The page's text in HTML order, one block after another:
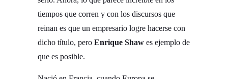
tiempos que corren y con los discursos que
reinan es que un empresario logre hacerse con
dicho título, pero Enrique Shaw es ejemplo de
que es posible.